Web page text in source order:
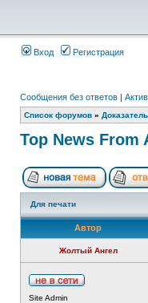
Вход Регистрация
Сообщения без ответов |
Список форумов »
Top News From
Для печати
Автор
Жолтый Ангел
Site Admin